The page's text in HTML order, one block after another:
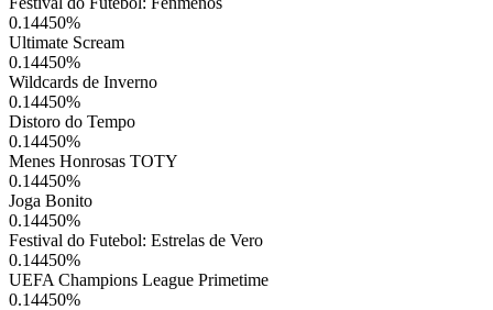
0.14450%
Ultimate Scream
0.14450%
Wildcards de Inverno
0.14450%
Distoro do Tempo
0.14450%
Menes Honrosas TOTY
0.14450%
Joga Bonito
0.14450%
Festival do Futebol: Estrelas de Vero
0.14450%
UEFA Champions League Primetime
0.14450%